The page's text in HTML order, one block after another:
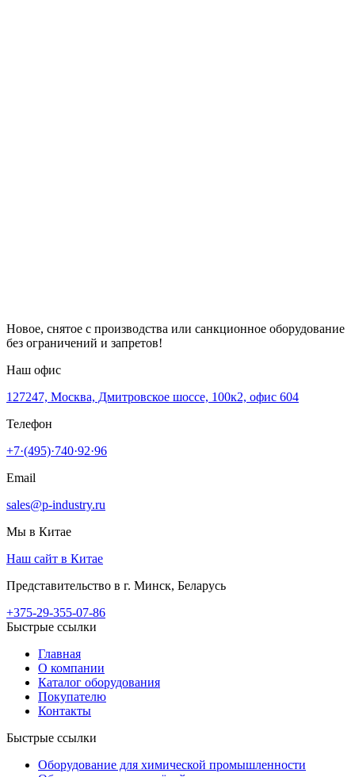
Новое, снятое с производства или санкционное оборудование
без ограничений и запретов!
Наш офис
127247, Москва, Дмитровское шоссе, 100к2, офис 604
Телефон
+7·(495)·740·92·96
Email
sales@p-industry.ru
Мы в Китае
Наш сайт в Китае
Представительство в г. Минск, Беларусь
+375-29-355-07-86
Быстрые ссылки
Главная
О компании
Каталог оборудования
Покупателю
Контакты
Быстрые ссылки
Оборудование для химической промышленности